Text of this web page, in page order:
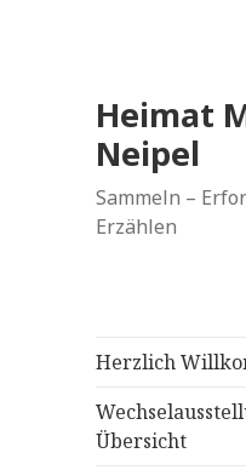
Heimat
Neipel
Sammeln –
Erzählen
Herzlich
Übersicht